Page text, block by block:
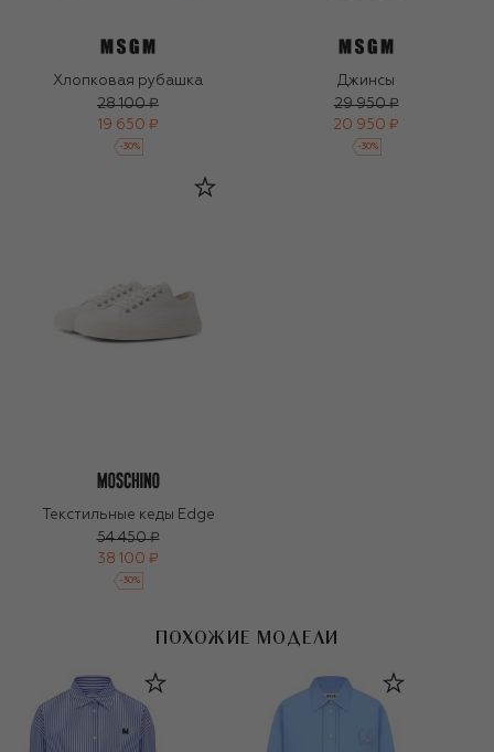
Хлопковая рубашка
28 100 ₽
19 650 ₽
-30%
Джинсы
29 950 ₽
20 950 ₽
-30%
Текстильные кеды Edge
54 450 ₽
38 100 ₽
-30%
ПОХОЖИЕ МОДЕЛИ